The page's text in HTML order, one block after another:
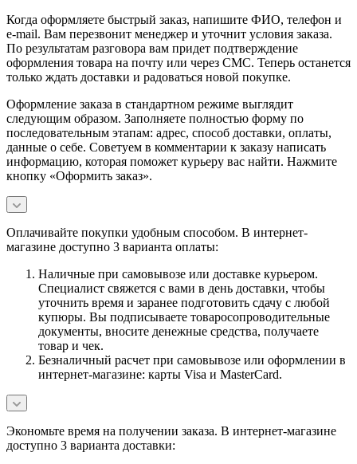
Когда оформляете быстрый заказ, напишите ФИО, телефон и
e-mail. Вам перезвонит менеджер и уточнит условия заказа.
По результатам разговора вам придет подтверждение
оформления товара на почту или через СМС. Теперь останется
только ждать доставки и радоваться новой покупке.
Оформление заказа в стандартном режиме выглядит
следующим образом. Заполняете полностью форму по
последовательным этапам: адрес, способ доставки, оплаты,
данные о себе. Советуем в комментарии к заказу написать
информацию, которая поможет курьеру вас найти. Нажмите
кнопку «Оформить заказ».
Оплачивайте покупки удобным способом. В интернет-
магазине доступно 3 варианта оплаты:
Наличные при самовывозе или доставке курьером.
Специалист свяжется с вами в день доставки, чтобы
уточнить время и заранее подготовить сдачу с любой
купюры. Вы подписываете товаросопроводительные
документы, вносите денежные средства, получаете
товар и чек.
Безналичный расчет при самовывозе или оформлении в
интернет-магазине: карты Visa и MasterCard.
Экономьте время на получении заказа. В интернет-магазине
доступно 3 варианта доставки: